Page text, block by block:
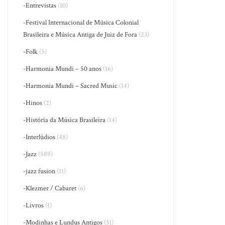
-Entrevistas (10)
-Festival Internacional de Música Colonial
Brasileira e Música Antiga de Juiz de Fora (23)
-Folk (5)
-Harmonia Mundi – 50 anos (16)
-Harmonia Mundi – Sacred Music (14)
-Hinos (2)
-História da Música Brasileira (14)
-Interlúdios (48)
-Jazz (589)
-jazz fusion (11)
-Klezmer / Cabaret (6)
-Livros (1)
-Modinhas e Lundus Antigos (31)